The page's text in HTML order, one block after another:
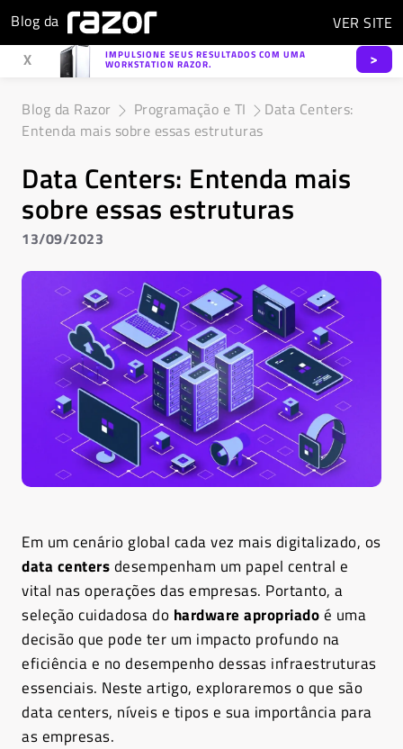
Blog da VER SITE
X
IMPULSIONE SEUS RESULTADOS COM UMA
WORKSTATION RAZOR. >
Blog da Razor Programação e TI
Data Centers:
Entenda mais sobre essas estruturas
Data Centers: Entenda mais
sobre essas estruturas
13/09/2023
Em um cenário global cada vez mais digitalizado, os
data centersdesempenham um papel central e
vital nas operações das empresas. Portanto, a
seleção cuidadosa do hardware apropriadoé uma
decisão que pode ter um impacto profundo na
eficiência e no desempenho dessas infraestruturas
essenciais. Neste artigo, exploraremos o que são
data centers, níveis e tipos e sua importância para
as empresas.